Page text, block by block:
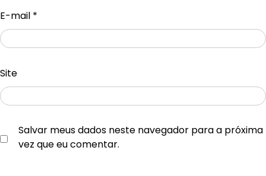
E-mail *
Site
Salvar meus dados neste navegador para a próxima
vez que eu comentar.